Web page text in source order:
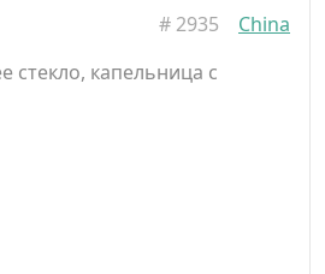
# 2935
China
стекло, капельница с